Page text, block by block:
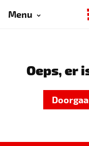
Menu
Oeps, er